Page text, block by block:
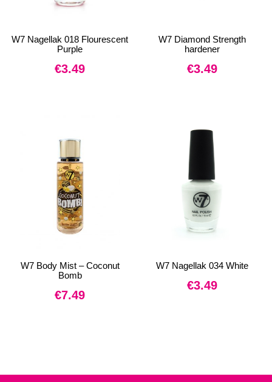
W7 Nagellak 018 Flourescent
Purple
€3.49
W7 Diamond Strength
hardener
€3.49
W7 Body Mist – Coconut
Bomb
€7.49
W7 Nagellak 034 White
€3.49